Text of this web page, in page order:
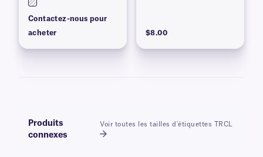
Contactez-nous pour
acheter
$8.00
Produits
connexes
Voir toutes les tailles d'étiquettes TRCL